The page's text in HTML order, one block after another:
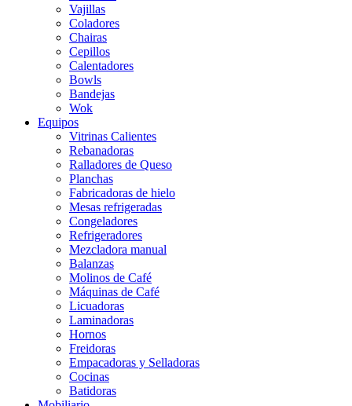
Vajillas
Coladores
Chairas
Cepillos
Calentadores
Bowls
Bandejas
Wok
Equipos
Vitrinas Calientes
Rebanadoras
Ralladores de Queso
Planchas
Fabricadoras de hielo
Mesas refrigeradas
Congeladores
Refrigeradores
Mezcladora manual
Balanzas
Molinos de Café
Máquinas de Café
Licuadoras
Laminadoras
Hornos
Freidoras
Empacadoras y Selladoras
Cocinas
Batidoras